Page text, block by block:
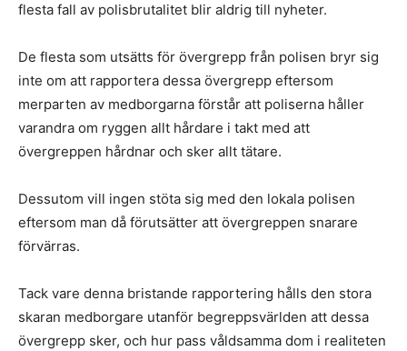
flesta fall av polisbrutalitet blir aldrig till nyheter.
De flesta som utsätts för övergrepp från polisen bryr sig
inte om att rapportera dessa övergrepp eftersom
merparten av medborgarna förstår att poliserna håller
varandra om ryggen allt hårdare i takt med att
övergreppen hårdnar och sker allt tätare.
Dessutom vill ingen stöta sig med den lokala polisen
eftersom man då förutsätter att övergreppen snarare
förvärras.
Tack vare denna bristande rapportering hålls den stora
skaran medborgare utanför begreppsvärlden att dessa
övergrepp sker, och hur pass våldsamma dom i realiteten